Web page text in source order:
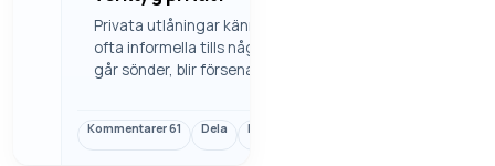
Privata utlåningar känns
ofta informella tills något
går sönder, blir försenat
vad som är klokt att
Kommentarer61 Dela Länk